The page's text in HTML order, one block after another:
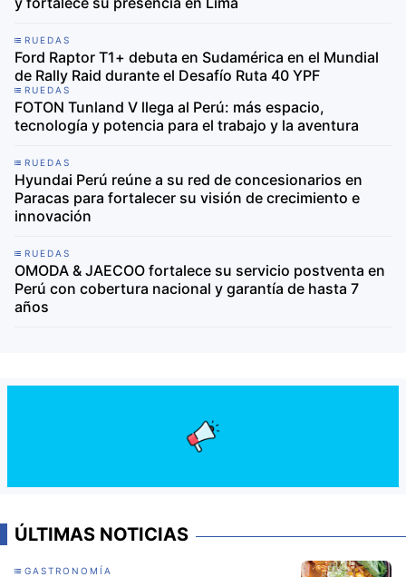
RUEDAS
Ford Raptor T1+ debuta en Sudamérica en el Mundial
de Rally Raid durante el Desafío Ruta 40 YPF
RUEDAS
FOTON Tunland V llega al Perú: más espacio,
tecnología y potencia para el trabajo y la aventura
RUEDAS
Hyundai Perú reúne a su red de concesionarios en
Paracas para fortalecer su visión de crecimiento e
innovación
RUEDAS
OMODA & JAECOO fortalece su servicio postventa en
Perú con cobertura nacional y garantía de hasta 7
años
ÚLTIMAS NOTICIAS
GASTRONOMÍA